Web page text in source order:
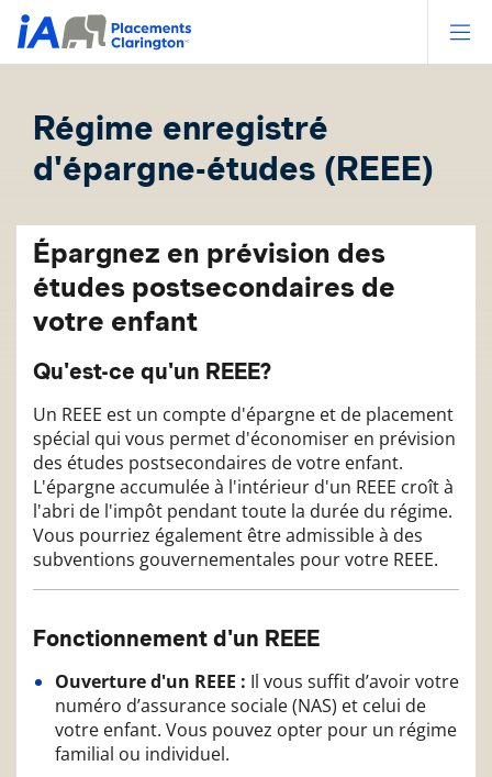
Régime enregistré
d'épargne-études (REEE)
Épargnez en prévision des
études postsecondaires de
votre enfant
Qu'est-ce qu'un REEE?
Un REEE est un compte d'épargne et de placement
spécial qui vous permet d'économiser en prévision
des études postsecondaires de votre enfant.
L'épargne accumulée à l'intérieur d'un REEE croît à
l'abri de l'impôt pendant toute la durée du régime.
Vous pourriez également être admissible à des
subventions gouvernementales pour votre REEE.
Fonctionnement d'un REEE
Ouverture d'un REEE : Il vous suffit d’avoir votre
numéro d’assurance sociale (NAS) et celui de
votre enfant. Vous pouvez opter pour un régime
familial ou individuel.